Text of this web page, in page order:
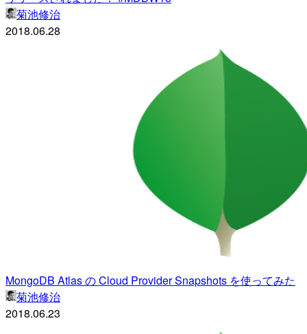
菊池修治
2018.06.28
MongoDB Atlas の Cloud Provider Snapshots を使ってみた
菊池修治
2018.06.23